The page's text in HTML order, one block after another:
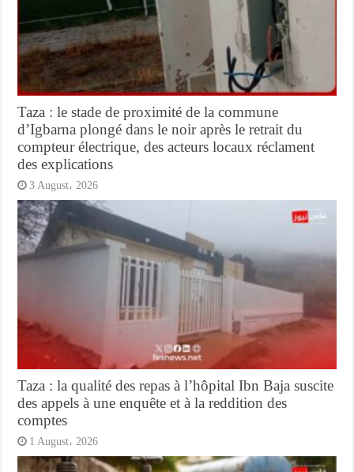
Taza : le stade de proximité de la commune
d’Igbarna plongé dans le noir après le retrait du
compteur électrique, des acteurs locaux réclament
des explications
3 August، 2026
Taza : la qualité des repas à l’hôpital Ibn Baja suscite
des appels à une enquête et à la reddition des
comptes
1 August، 2026